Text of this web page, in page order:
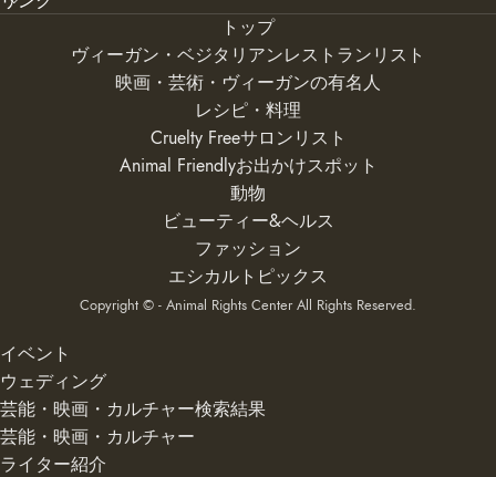
トップ
ヴィーガン・ベジタリアンレストランリスト
映画・芸術・ヴィーガンの有名人
レシピ・料理
Cruelty Freeサロンリスト
Animal Friendlyお出かけスポット
動物
ビューティー&ヘルス
ファッション
エシカルトピックス
Copyright © - Animal Rights Center All Rights Reserved.
イベント
ウェディング
芸能・映画・カルチャー検索結果
芸能・映画・カルチャー
ライター紹介